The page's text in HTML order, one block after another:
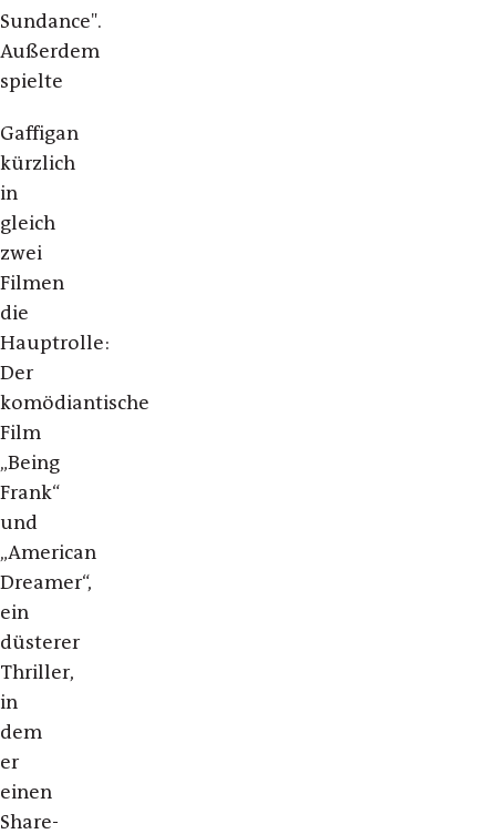
Sundance".
Außerdem
spielte
Gaffigan
kürzlich
in
gleich
zwei
Filmen
die
Hauptrolle:
Der
komödiantische
Film
„Being
Frank“
und
„American
Dreamer“,
ein
düsterer
Thriller,
in
dem
er
einen
Share-